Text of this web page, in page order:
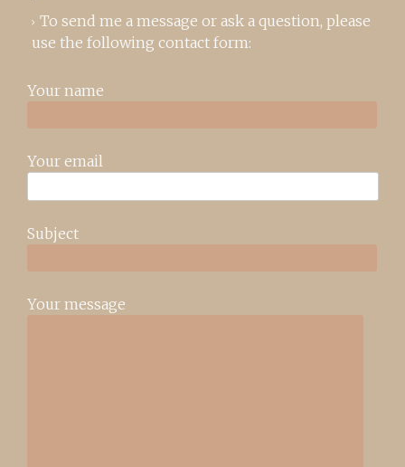
To send me a message or ask a question, please
use the following contact form:
Your name
Your email
Subject
Your message